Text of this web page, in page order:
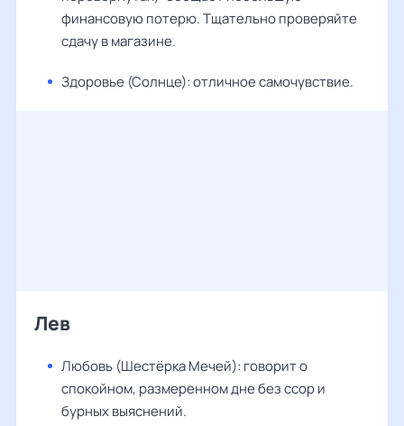
финансовую потерю. Тщательно проверяйте
сдачу в магазине.
Здоровье (Солнце): отличное самочувствие.
Лев
Любовь (Шестёрка Мечей): говорит о
спокойном, размеренном дне без ссор и
бурных выяснений.